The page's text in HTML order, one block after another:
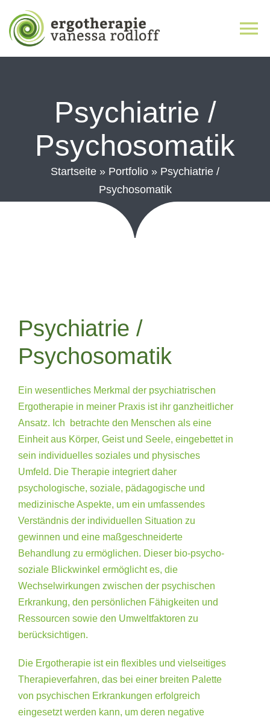
Inhalt
springen
Über mich
Therapieangebot
Psychiatrie /
Psychosomatik
Startseite » Portfolio » Psychiatrie /
Psychosomatik
Psychiatrie /
Psychosomatik
Ein wesentliches Merkmal der psychiatrischen
Ergotherapie in meiner Praxis ist ihr ganzheitlicher
Ansatz. Ich betrachte den Menschen als eine
Einheit aus Körper, Geist und Seele, eingebettet in
sein individuelles soziales und physisches
Umfeld. Die Therapie integriert daher
psychologische, soziale, pädagogische und
medizinische Aspekte, um ein umfassendes
Verständnis der individuellen Situation zu
gewinnen und eine maßgeschneiderte
Behandlung zu ermöglichen. Dieser bio-psycho-
soziale Blickwinkel ermöglicht es, die
Wechselwirkungen zwischen der psychischen
Erkrankung, den persönlichen Fähigkeiten und
Ressourcen sowie den Umweltfaktoren zu
berücksichtigen.
Die Ergotherapie ist ein flexibles und vielseitiges
Therapieverfahren, das bei einer breiten Palette
von psychischen Erkrankungen erfolgreich
eingesetzt werden kann, um deren negative